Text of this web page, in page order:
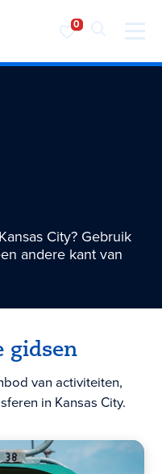
City? Gebruik
andere kant van
gidsen
van activiteiten,
in Kansas City.